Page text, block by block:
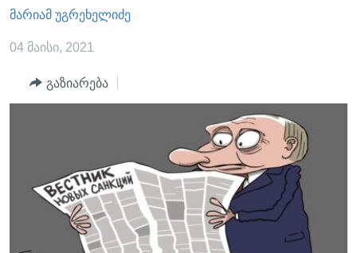
ძიებაზე
ᲐᲨᲨ-ᲘᲡ ᲐᲠᲩᲔᲕᲜᲔᲑᲘ 2024
ᲛᲡᲝᲤᲚᲘᲝ
ᲕᲘᲓᲔᲝᲔᲑᲘ
ᲒᲐᲓᲐᲪᲔᲛᲔᲑᲘ
ᲮᲔᲓᲕᲐ ᲕᲐᲨᲘᲜᲒᲢᲝᲜᲘᲓᲐᲜ
ᲡᲢᲣᲓᲘᲐ ᲕᲐᲨᲘᲜᲒᲢᲝᲜᲘ
ᲔᲙᲝᲜᲝᲛᲘᲙᲐ
ᲯᲐᲜᲛᲠᲗᲔᲚᲝᲑᲐ
ᲛᲔᲪᲜᲘᲔᲠᲔᲑᲐ
ᲠᲣᲡᲔᲗᲘᲡ ᲨᲔᲭᲠᲐ ᲣᲙᲠᲐᲘᲜᲐᲨᲘ
Learning English
ᲗᲕᲐᲚᲘ ᲒᲕᲐᲓᲔᲕᲜᲔᲗ
მარიამ უგრეხელიძე
04 მაისი, 2021
გაზიარება